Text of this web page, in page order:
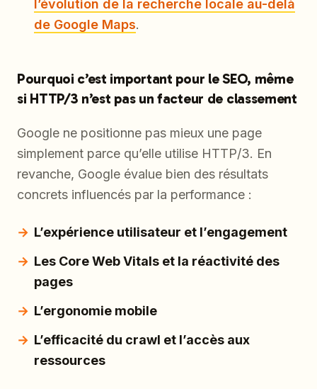
l’évolution de la recherche locale au-delà
de Google Maps.
Pourquoi c’est important pour le SEO, même
si HTTP/3 n’est pas un facteur de classement
Google ne positionne pas mieux une page
simplement parce qu’elle utilise HTTP/3. En
revanche, Google évalue bien des résultats
concrets influencés par la performance :
L’expérience utilisateur et l’engagement
Les Core Web Vitals et la réactivité des
pages
L’ergonomie mobile
L’efficacité du crawl et l’accès aux
ressources